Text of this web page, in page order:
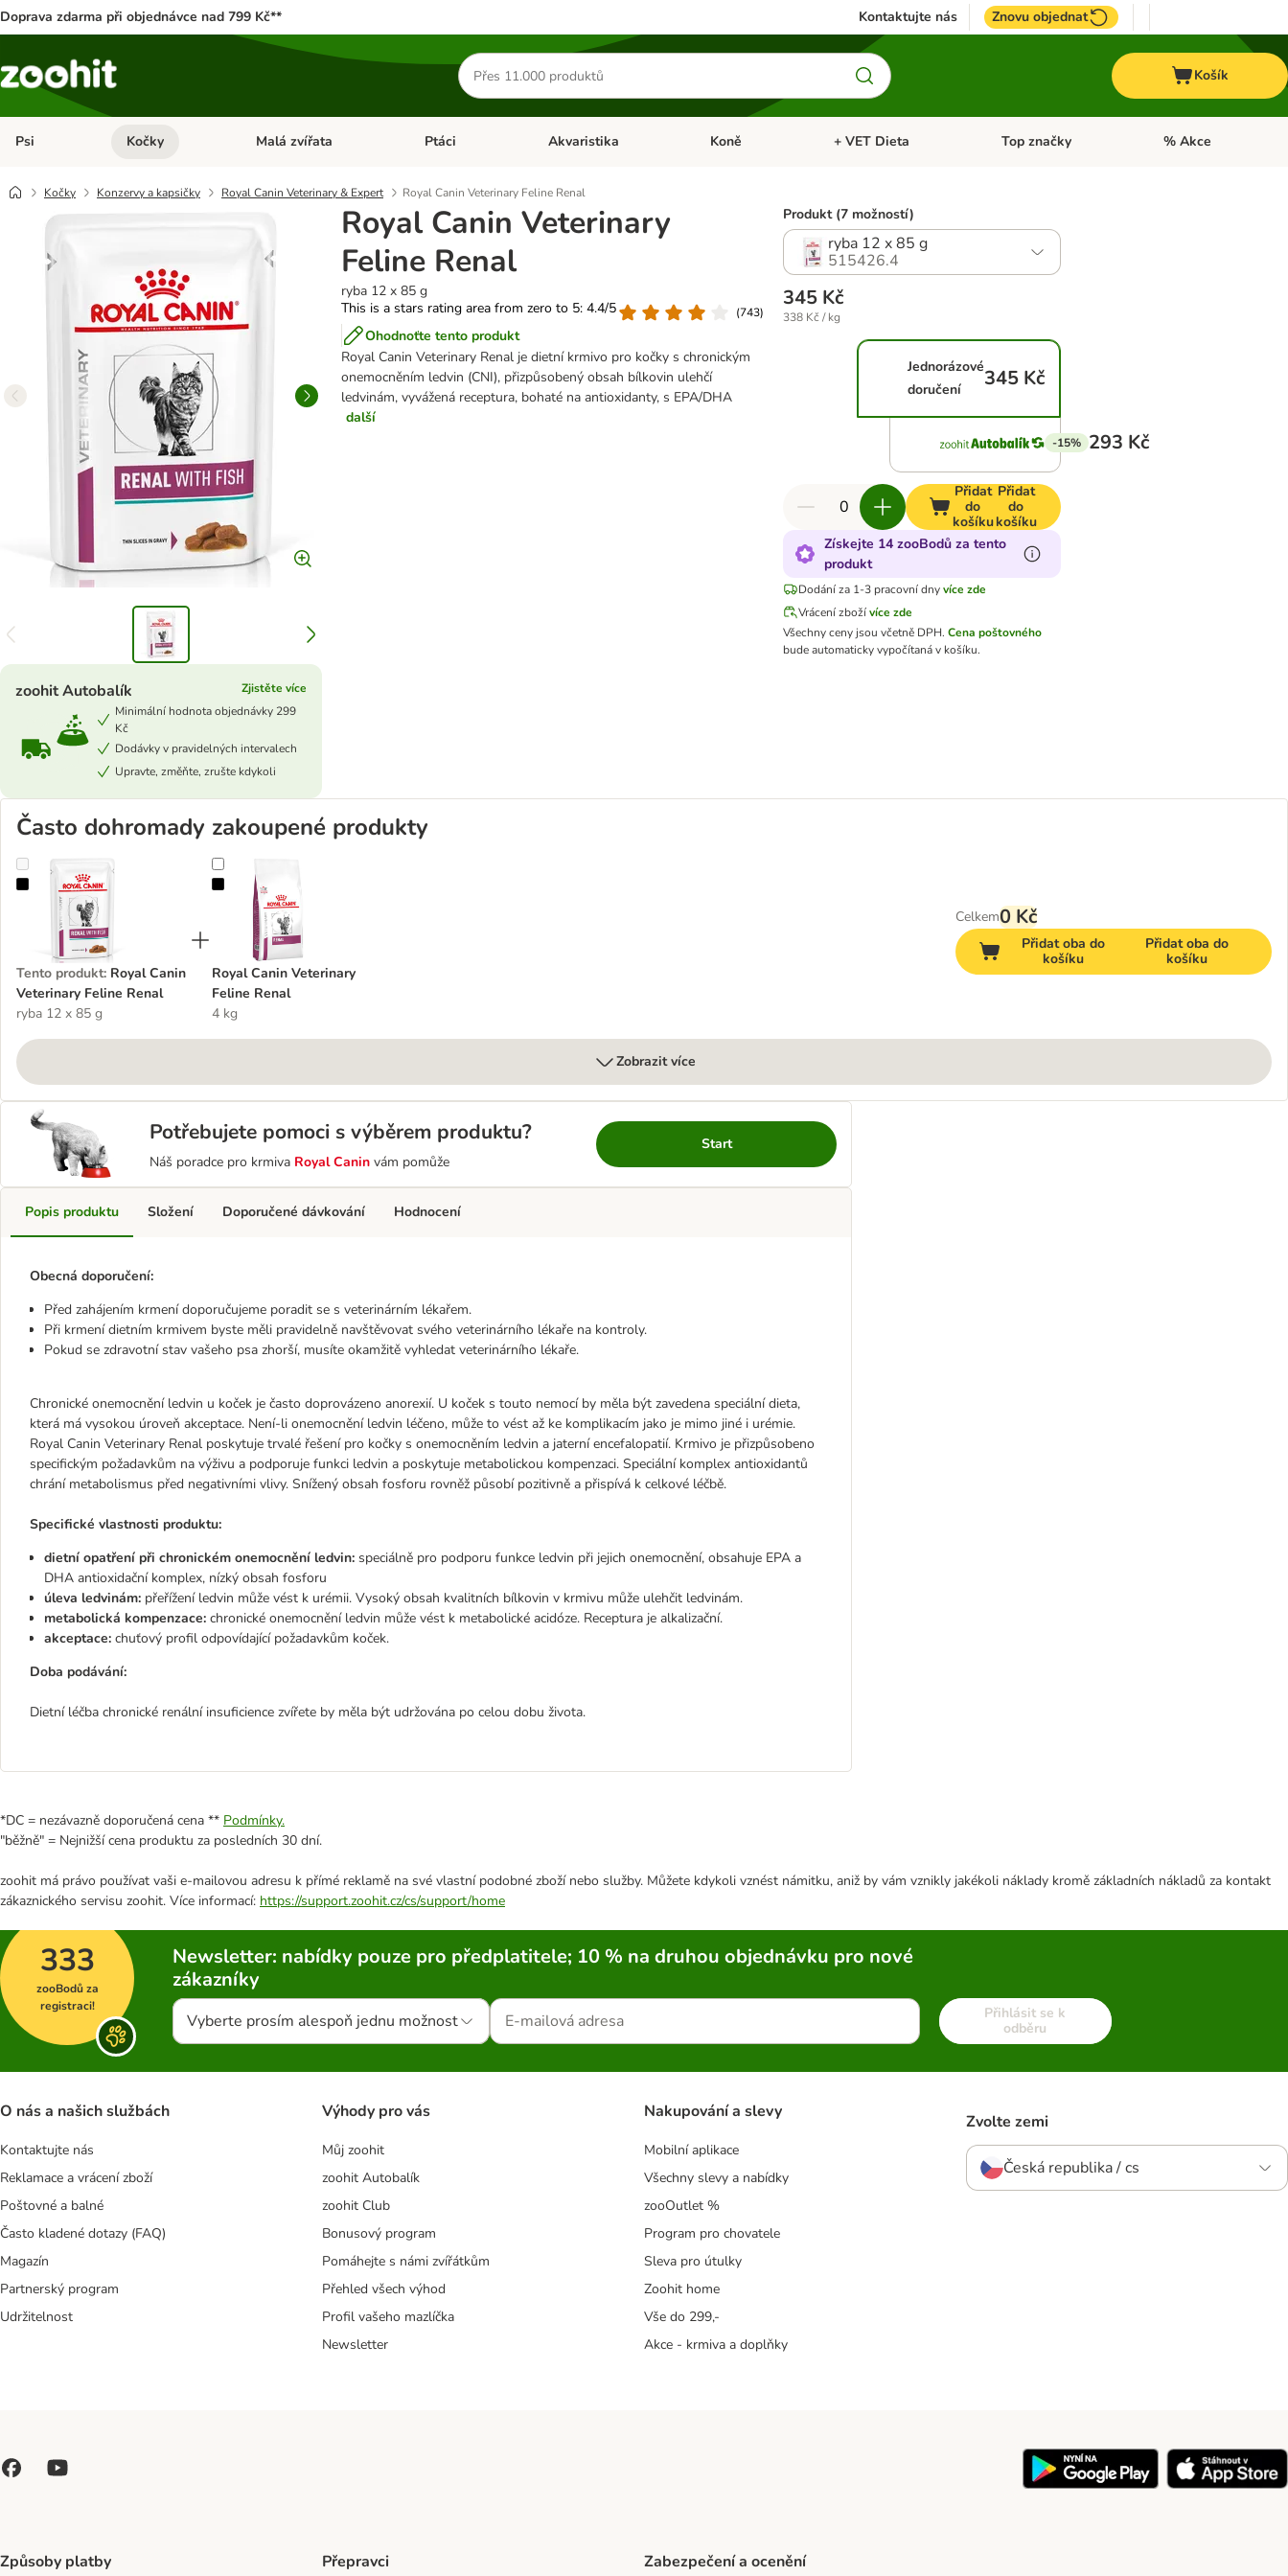
Doprava zdarma při objednávce nad 799 Kč** Kontaktujte nás Znovu objednat
Hledat
produkty
Košík
Psi Otevřít menu: Psi
Kočky Otevřít menu: Kočky
Malá zvířata Otevřít menu: Malá zvířata
Ptáci Otevřít menu: Ptáci
Akvaristika Otevřít menu: Akvaristika
Koně Otevřít menu: Koně
+ VET Dieta Otevřít menu: + VET Dieta
Top značky Otevřít menu: Top
% Akce
Kočky Konzervy a kapsičky Royal Canin Veterinary & Expert Royal Canin Veterinary Feline Renal
Royal Canin Veterinary
Feline Renal
ryba 12 x 85 g
This is a stars rating area from zero to 5: 4.4/5
(743)
Ohodnoťte tento produkt
Royal Canin Veterinary Renal je dietní krmivo pro kočky s chronickým
onemocněním ledvin (CNI), přizpůsobený obsah bílkovin ulehčí
ledvinám, vyvážená receptura, bohaté na antioxidanty, s EPA/DHA
další
zoohit Autobalík
Zjistěte více
Minimální hodnota objednávky 299
Kč
Dodávky v pravidelných intervalech
Upravte, změňte, zrušte kdykoli
Produkt (7 možností)
ryba 12 x 85 g
515426.4
345 Kč
338 Kč / kg
Jednorázové
doručení
345 Kč
-15% 293 Kč
Přidat
do
košíku
Přidat
do
košíku
Získejte 14 zooBodů za tento
produkt
Dodání za 1-3 pracovní dny více zde
Vrácení zbožívíce zde
Všechny ceny jsou včetně DPH. Cena poštovného
bude automaticky vypočítaná v košíku.
Často dohromady zakoupené produkty
Royal Canin Veterinary Feline Renal
Tento produkt: Royal Canin
Veterinary Feline Renal
ryba 12 x 85 g
Royal Canin Veterinary Feline Renal
Royal Canin Veterinary
Feline Renal
4 kg
Celkem0 Kč
Přidat oba do
košíku
Přidat oba do
košíku
Zobrazit více
Potřebujete pomoci s výběrem produktu?
Náš poradce pro krmiva Royal Canin vám pomůže
Start
Popis produktu
Obecná doporučení:
Před zahájením krmení doporučujeme poradit se s veterinárním lékařem.
Při krmení dietním krmivem byste měli pravidelně navštěvovat svého veterinárního lékaře na kontroly.
Pokud se zdravotní stav vašeho psa zhorší, musíte okamžitě vyhledat veterinárního lékaře.
Chronické onemocnění ledvin u koček je často doprovázeno anorexií. U koček s touto nemocí by měla být zavedena speciální dieta,
která má vysokou úroveň akceptace. Není-li onemocnění ledvin léčeno, může to vést až ke komplikacím jako je mimo jiné i urémie.
Royal Canin Veterinary Renal poskytuje trvalé řešení pro kočky s onemocněním ledvin a jaterní encefalopatií. Krmivo je přizpůsobeno
specifickým požadavkům na výživu a podporuje funkci ledvin a poskytuje metabolickou kompenzaci. Speciální komplex antioxidantů
chrání metabolismus před negativními vlivy. Snížený obsah fosforu rovněž působí pozitivně a přispívá k celkové léčbě.
Specifické vlastnosti produktu:
dietní opatření při chronickém onemocnění ledvin: speciálně pro podporu funkce ledvin při jejich onemocnění, obsahuje EPA a
DHA antioxidační komplex, nízký obsah fosforu
úleva ledvinám: přeřížení ledvin může vést k urémii. Vysoký obsah kvalitních bílkovin v krmivu může ulehčit ledvinám.
metabolická kompenzace: chronické onemocnění ledvin může vést k metabolické acidóze. Receptura je alkalizační.
akceptace: chuťový profil odpovídající požadavkům koček.
Doba podávání:
Dietní léčba chronické renální insuficience zvířete by měla být udržována po celou dobu života.
Složení Doporučené dávkování Hodnocení
*DC = nezávazně doporučená cena ** Podmínky.
"běžně" = Nejnižší cena produktu za posledních 30 dní.
zoohit má právo používat vaši e-mailovou adresu k přímé reklamě na své vlastní podobné zboží nebo služby. Můžete kdykoli vznést námitku, aniž by vám vznikly jakékoli náklady kromě základních nákladů za kontakt
zákaznického servisu zoohit. Více informací: https://support.zoohit.cz/cs/support/home
333
zooBodů za
registraci!
Newsletter: nabídky pouze pro předplatitele; 10 % na druhou objednávku pro nové
zákazníky
Vyberte prosím alespoň jednu možnost
Přihlásit se k
odběru
O nás a našich službách
Kontaktujte nás
Reklamace a vrácení zboží
Poštovné a balné
Často kladené dotazy (FAQ)
Magazín
Partnerský program
Udržitelnost
Výhody pro vás
Můj zoohit
zoohit Autobalík
zoohit Club
Bonusový program
Pomáhejte s námi zvířátkům
Přehled všech výhod
Profil vašeho mazlíčka
Newsletter
Nakupování a slevy
Mobilní aplikace
Všechny slevy a nabídky
zooOutlet %
Program pro chovatele
Sleva pro útulky
Zoohit home
Vše do 299,-
Akce - krmiva a doplňky
Zvolte zemi
Česká republika / cs
Způsoby platby Přepravci Zabezpečení a ocenění